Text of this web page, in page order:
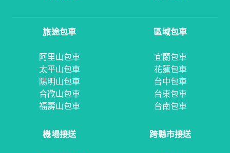
旅途包車
阿里山包車
太平山包車
陽明山包車
合歡山包車
福壽山包車
區域包車
宜蘭包車
花蓮包車
台中包車
台東包車
台南包車
機場接送 跨縣市接送